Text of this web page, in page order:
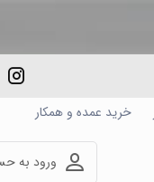
خرید عمده و همکار
ورود به